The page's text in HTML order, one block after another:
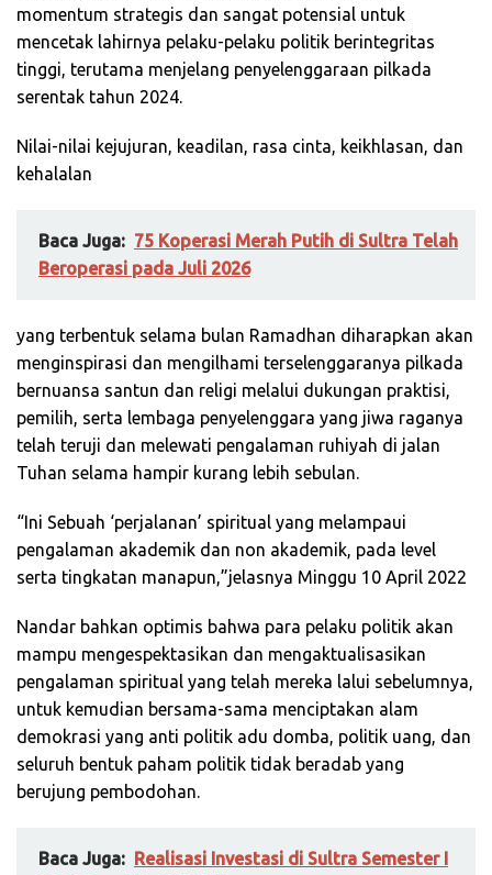
momentum strategis dan sangat potensial untuk
mencetak lahirnya pelaku-pelaku politik berintegritas
tinggi, terutama menjelang penyelenggaraan pilkada
serentak tahun 2024.
Nilai-nilai kejujuran, keadilan, rasa cinta, keikhlasan, dan
kehalalan
Baca Juga: 75 Koperasi Merah Putih di Sultra Telah
Beroperasi pada Juli 2026
yang terbentuk selama bulan Ramadhan diharapkan akan
menginspirasi dan mengilhami terselenggaranya pilkada
bernuansa santun dan religi melalui dukungan praktisi,
pemilih, serta lembaga penyelenggara yang jiwa raganya
telah teruji dan melewati pengalaman ruhiyah di jalan
Tuhan selama hampir kurang lebih sebulan.
“Ini Sebuah ‘perjalanan’ spiritual yang melampaui
pengalaman akademik dan non akademik, pada level
serta tingkatan manapun,”jelasnya Minggu 10 April 2022
Nandar bahkan optimis bahwa para pelaku politik akan
mampu mengespektasikan dan mengaktualisasikan
pengalaman spiritual yang telah mereka lalui sebelumnya,
untuk kemudian bersama-sama menciptakan alam
demokrasi yang anti politik adu domba, politik uang, dan
seluruh bentuk paham politik tidak beradab yang
berujung pembodohan.
Baca Juga: Realisasi Investasi di Sultra Semester I